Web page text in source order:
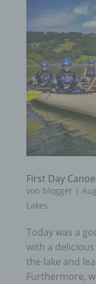
First Day
von blogger |
Lakes
Today was a
with a
the lake and
Furthermore,